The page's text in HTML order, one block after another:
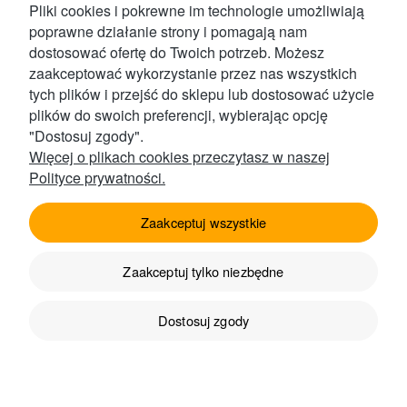
Kontakt
Obsługa Klienta
Produkty
Pliki cookies i pokrewne im technologie umożliwiają
poprawne działanie strony i pomagają nam
dostosować ofertę do Twoich potrzeb. Możesz
zaakceptować wykorzystanie przez nas wszystkich
tych plików i przejść do sklepu lub dostosować użycie
plików do swoich preferencji, wybierając opcję
"Dostosuj zgody".
Więcej o plikach cookies przeczytasz w naszej
Polityce prywatności.
Zaakceptuj tylko niezbędne
Dostosuj zgody
Zaakceptuj wszystkie